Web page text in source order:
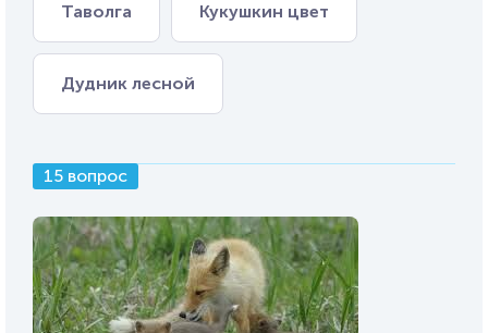
Таволга Кукушкин цвет
Дудник лесной
15 вопрос